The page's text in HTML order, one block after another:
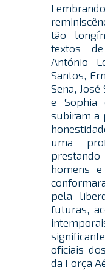
tão
textos
António
Santos,
Sena,
e Sophia
subiram a
uma
homens
pela
futuras,
oficiais
da Força